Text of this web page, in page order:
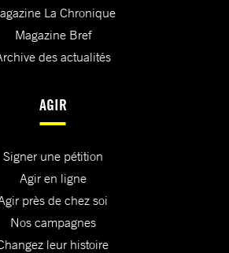
La Chronique
Magazine Bref
des actualités
AGIR
Signer une pétition
Agir en ligne
près de chez soi
Nos campagnes
leur histoire